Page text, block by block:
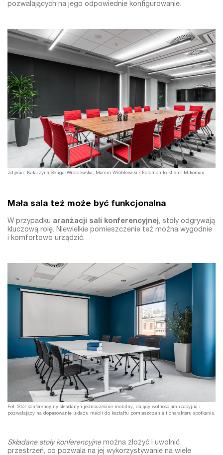
pozwalających na jego odpowiednie konfigurowanie.
zdjęcia: Katarzyna Seliga-Wróblewska, Marcin Wróblewski / Fotomohito klient: Mikomax
Mała sala też może być funkcjonalna
W przypadku aranżacji sali konferencyjnej, stoły odgrywają
kluczową rolę. Niewielkie pomieszczenie też można wygodnie
i komfortowo urządzić.
Fot. Stół konferencyjny składany i jednocześnie mobilny, dający wolność aranżacyjną i
pozwalający na dopasowanie układu mebli do kształtu pomieszczenia i charakteru spotkania.
Składane stoły konferencyjnemożna złożyć i uwolnić
przestrzeń, co pozwala na jej wykorzystywanie na wiele